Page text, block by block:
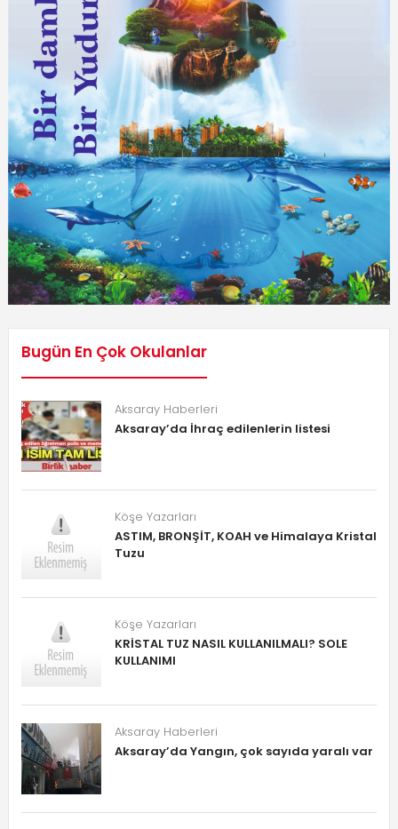
Bugün En Çok Okulanlar
Aksaray Haberleri
Aksaray’da İhraç edilenlerin listesi
Köşe Yazarları
ASTIM, BRONŞİT, KOAH ve Himalaya Kristal
Tuzu
Köşe Yazarları
KRİSTAL TUZ NASIL KULLANILMALI? SOLE
KULLANIMI
Aksaray Haberleri
Aksaray’da Yangın, çok sayıda yaralı var